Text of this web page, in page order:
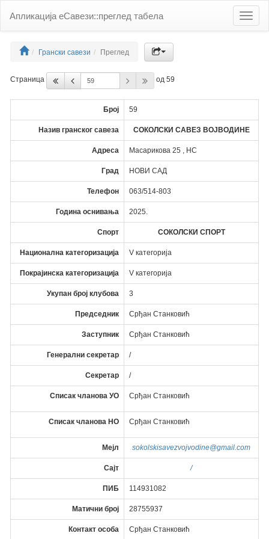
Toggle
Апликација еСавези::преглед табела
Грански савези Преглед
Страница од 59
Број 59
Назив гранског савеза СОКОЛСКИ САВЕЗ ВОЈВОДИНЕ
Адреса Масарикова 25 , НС
Град НОВИ САД
Телефон 063/514-803
Година оснивања 2025.
Спорт СОКОЛСКИ СПОРТ
Национална категоризација V категорија
Покрајинска категоризација V категорија
Укупан број клубова 3
Председник Срђан Станковић
Заступник Срђан Станковић
Генерални секретар /
Секретар /
Списак чланова УО Срђан Станковић
Списак чланова НО Срђан Станковић
Мејл sokolskisavezvojvodine@gmail.com
Сајт /
ПИБ 114931082
Матични број 28755937
Контакт особа Срђан Станковић